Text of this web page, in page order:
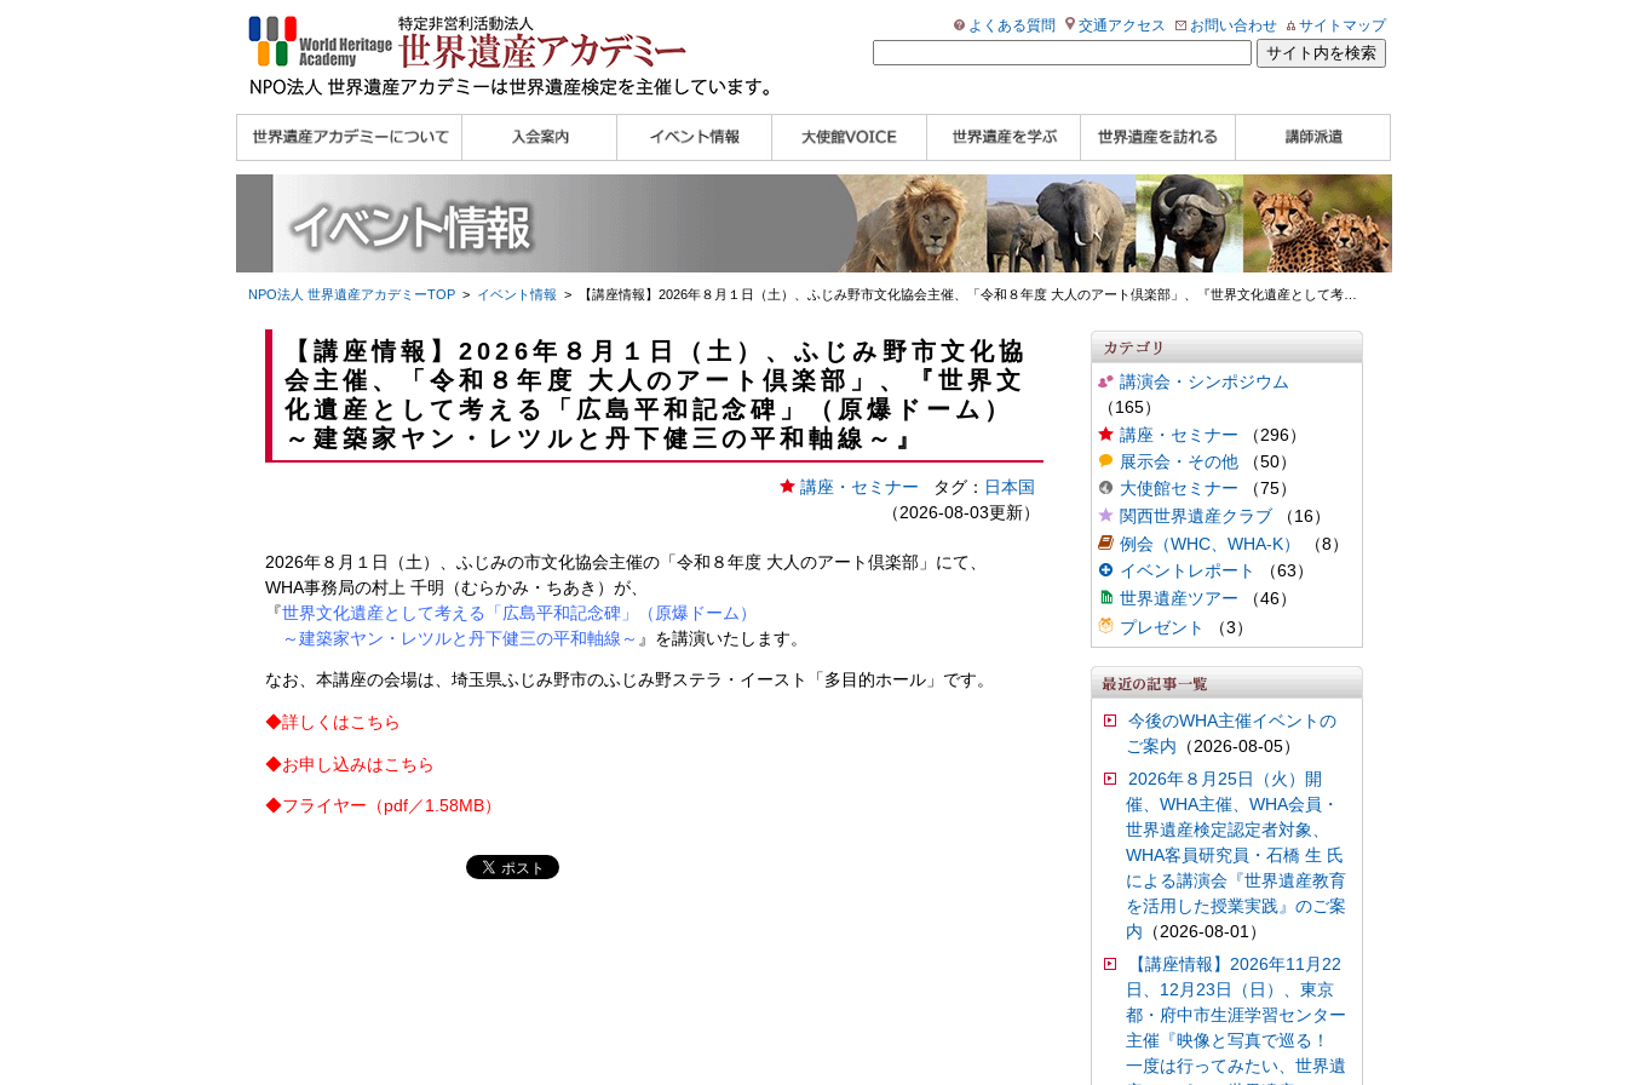
よくある質問 交通アクセス お問い合わせ サイトマップ
理念
メッセージ
主な活動内容
沿革
組織図・役員
研究員紹介 >>
宮澤 光 MIYAZAWA, Hikaru
研究員によるメディ
ア協力など
法人会員・協賛団体
メディア協力／プレ
個人会員
法人会員
会報誌サンプル
会員限定ページ 講演会
大使館セミナー
展示会
講座・セミナー
ツアー情報
イベントレポート 研究員ブログ
マイスターのささや
き
WHAフォトギャラリ
ー
世界遺産応援ブログ
世界遺産検定公式
HP
学習アシスト動画
世界遺産ナビ
【pamon】
WHA認定講師について
WHA認定講師 紹介
動画
WHA認定講師 紹介
記事（会報誌）
自治体・民間団体関
係者の方へ
企業関係者の方へ
学校・教育関係者の
方へ
NPO法人 世界遺産アカデミーTOP> イベント情報 > 【講座情報】2026年８月１日（土）、ふじみ野市文化協会主催、「令和８年度 大人のアート倶楽部」、『世界文化遺産として考…
【講座情報】2026年８月１日（土）、ふじみ野市文化協
会主催、「令和８年度 大人のアート倶楽部」、『世界文
化遺産として考える「広島平和記念碑」（原爆ドーム）
～建築家ヤン・レツルと丹下健三の平和軸線～』
講座・セミナー タグ： 日本国
（2026-08-03更新）
2026年８月１日（土）、 ふじみの市文化協会主催の「令和８年度 大人のアート倶楽部」にて、
WHA事務局の村上 千明（むらかみ・ちあき）が、
『世界文化遺産として考える「広島平和記念碑」（原爆ドーム）
～建築家ヤン・レツルと丹下健三の平和軸線～ 』を講演いたします。
なお、 本講座の会場は、埼玉県ふじみ野市のふじみ野ステラ・イースト「多目的ホール」 です。
◆詳しくはこちら
◆お申し込みはこちら
◆フライヤー（pdf／1.58MB）
講演会・シンポジウム
（165）
講座・セミナー （296）
展示会・その他（50）
大使館セミナー （75）
関西世界遺産クラブ（16）
例会（WHC、WHA-K）
（8）
イベントレポート
（63）
世界遺産ツアー （46）
プレゼント
（3）
今後のWHA主催イベントの
ご案内 （2026-08-05）
2026年８月25日（火）開
催、WHA主催、WHA会員・
世界遺産検定認定者対象、
WHA客員研究員・石橋 生 氏
による講演会『世界遺産教育
を活用した授業実践』のご案
内 （2026-08-01）
【講座情報】2026年11月22
日、12月23日（日）、東京
都・府中市生涯学習センター
主催『映像と写真で巡る！
一度は行ってみたい、世界遺